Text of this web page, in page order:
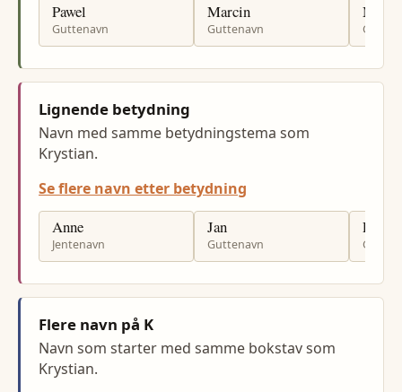
Pawel
Guttenavn
Marcin
Guttenavn
Lignende betydning
Navn med samme betydningstema som
Krystian.
Se flere navn etter betydning
Anne
Jentenavn
Jan
Guttenavn
Per
Flere navn på K
Navn som starter med samme bokstav som
Krystian.